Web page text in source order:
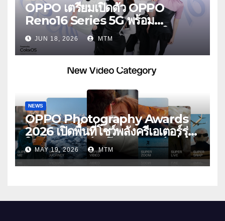
OPPO เตรียมเปิดตัว OPPO
Reno16 Series 5G พร้อม
ประกาศ BABYMONSTER ใน
ฐานะ Reno Girls ชวนสัมผัส
ประสบการณ์ถ่ายภาพมุมกว้างพิเศษที่
อัปเกรดไปอีกขั้น กับ 4 สี 4 เทรนดี้
JUN 18, 2026 MTM
NEWS
OPPO Photography Awards
2026 เปิดพื้นที่โชว์พลังครีเอเตอร์รุ่น
ใหม่ รับเทรนด์วิดีโอคอนเทนต์ เพิ่ม
หมวด “Super Video” ครั้งแรก
MAY 19, 2026 MTM